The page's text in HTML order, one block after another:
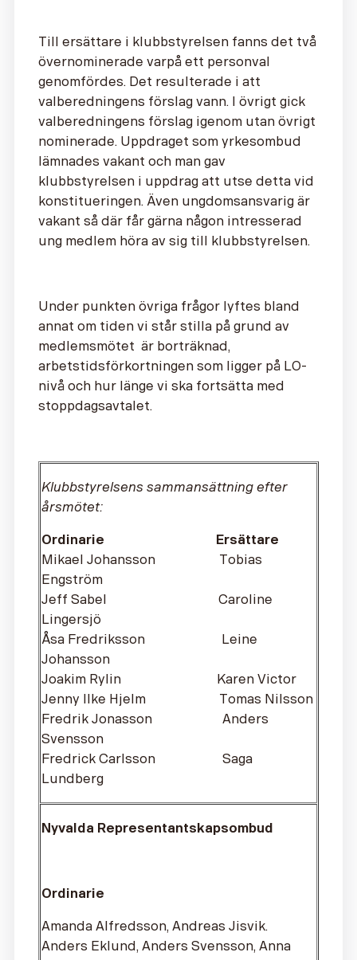
Till ersättare i klubbstyrelsen fanns det två
övernominerade varpå ett personval
genomfördes. Det resulterade i att
valberedningens förslag vann. I övrigt gick
valberedningens förslag igenom utan övrigt
nominerade. Uppdraget som yrkesombud
lämnades vakant och man gav
klubbstyrelsen i uppdrag att utse detta vid
konstitueringen. Även ungdomsansvarig är
vakant så där får gärna någon intresserad
ung medlem höra av sig till klubbstyrelsen.
Under punkten övriga frågor lyftes bland
annat om tiden vi står stilla på grund av
medlemsmötet är borträknad,
arbetstidsförkortningen som ligger på LO-
nivå och hur länge vi ska fortsätta med
stoppdagsavtalet.
Klubbstyrelsens sammansättning efter
årsmötet:
Ordinarie Ersättare
Mikael Johansson Tobias
Engström
Jeff Sabel Caroline
Lingersjö
Åsa Fredriksson Leine
Johansson
Joakim Rylin Karen Victor
Jenny Ilke Hjelm Tomas Nilsson
Fredrik Jonasson Anders
Svensson
Fredrick Carlsson Saga
Lundberg
Nyvalda Representantskapsombud
Ordinarie
Amanda Alfredsson, Andreas Jisvik.
Anders Eklund, Anders Svensson, Anna